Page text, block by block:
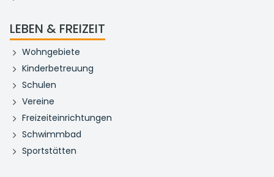
LEBEN & FREIZEIT
Wohngebiete
Kinderbetreuung
Schulen
Vereine
Freizeiteinrichtungen
Schwimmbad
Sportstätten